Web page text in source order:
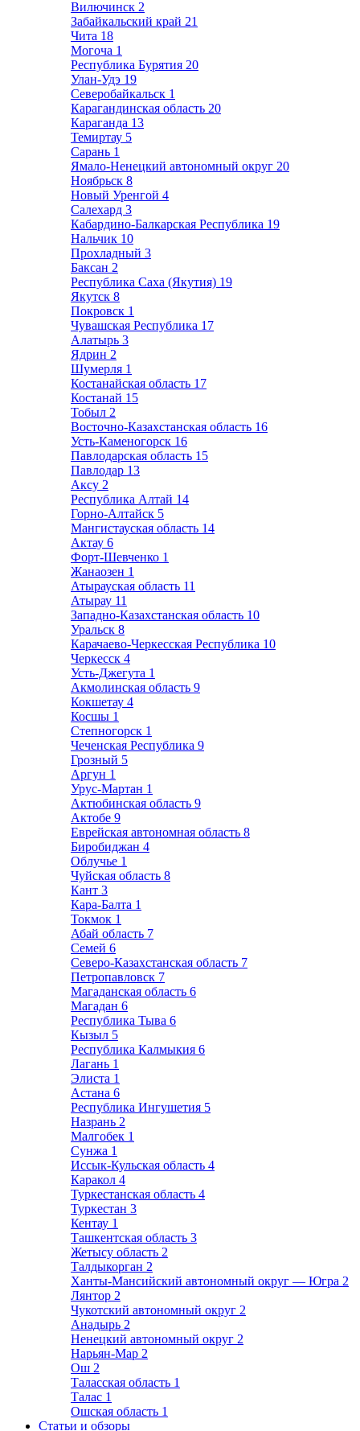
Вилючинск 2
Забайкальский край 21
Чита 18
Могоча 1
Республика Бурятия 20
Улан-Удэ 19
Северобайкальск 1
Карагандинская область 20
Караганда 13
Темиртау 5
Сарань 1
Ямало-Ненецкий автономный округ 20
Ноябрьск 8
Новый Уренгой 4
Салехард 3
Кабардино-Балкарская Республика 19
Нальчик 10
Прохладный 3
Баксан 2
Республика Саха (Якутия) 19
Якутск 8
Покровск 1
Чувашская Республика 17
Алатырь 3
Ядрин 2
Шумерля 1
Костанайская область 17
Костанай 15
Тобыл 2
Восточно-Казахстанская область 16
Усть-Каменогорск 16
Павлодарская область 15
Павлодар 13
Аксу 2
Республика Алтай 14
Горно-Алтайск 5
Мангистауская область 14
Актау 6
Форт-Шевченко 1
Жанаозен 1
Атырауская область 11
Атырау 11
Западно-Казахстанская область 10
Уральск 8
Карачаево-Черкесская Республика 10
Черкесск 4
Усть-Джегута 1
Акмолинская область 9
Кокшетау 4
Косшы 1
Степногорск 1
Чеченская Республика 9
Грозный 5
Аргун 1
Урус-Мартан 1
Актюбинская область 9
Актобе 9
Еврейская автономная область 8
Биробиджан 4
Облучье 1
Чуйская область 8
Кант 3
Кара-Балта 1
Токмок 1
Абай область 7
Семей 6
Северо-Казахстанская область 7
Петропавловск 7
Магаданская область 6
Магадан 6
Республика Тыва 6
Кызыл 5
Республика Калмыкия 6
Лагань 1
Элиста 1
Астана 6
Республика Ингушетия 5
Назрань 2
Малгобек 1
Сунжа 1
Иссык-Кульская область 4
Каракол 4
Туркестанская область 4
Туркестан 3
Кентау 1
Ташкентская область 3
Жетысу область 2
Талдыкорган 2
Ханты-Мансийский автономный округ — Югра 2
Лянтор 2
Чукотский автономный округ 2
Анадырь 2
Ненецкий автономный округ 2
Нарьян-Мар 2
Ош 2
Таласская область 1
Талас 1
Ошская область 1
Статьи и обзоры